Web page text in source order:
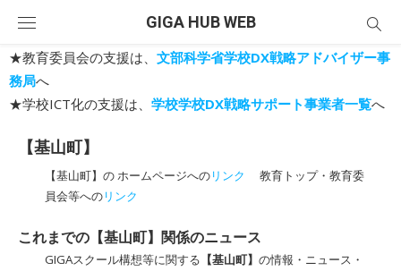
content
GIGA HUB WEB
★教育委員会の支援は、 文部科学省学校DX戦略アドバイザー事
務局へ
★学校ICT化の支援は、 学校学校DX戦略サポート事業者一覧へ
【基山町】
【基山町】の ホームページへのリンク
教育トップ・教育委
員会等へのリンク
これまでの【基山町】関係のニュース
GIGAスクール構想等に関する 【基山町】 の情報・ニュース・